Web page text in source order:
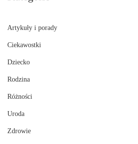
Artykuły i porady
Ciekawostki
Dziecko
Rodzina
Różności
Uroda
Zdrowie